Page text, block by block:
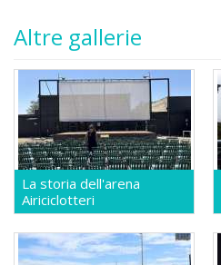
Altre gallerie
La storia dell'arena
Airiciclotteri